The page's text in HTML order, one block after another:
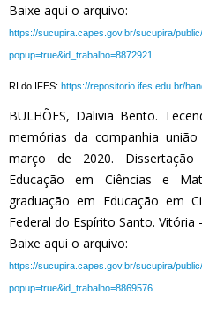
Baixe aqui o arquivo:
https://sucupira.capes.gov.br/sucupira/
popup=true&id_trabalho=8872921
RI do IFES: https://repositorio.ifes.edu.br/
BULHÕES, Dalivia Bento.
memórias da companhia
março de 2020.
Educação em Ciências e
graduação em Educação em
Federal do Espírito Santo. Vitória
Baixe aqui o arquivo:
https://sucupira.capes.gov.br/sucupira/
popup=true&id_trabalho=8869576